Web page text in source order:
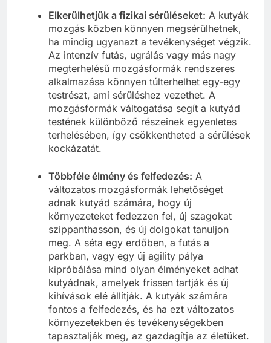
Elkerülhetjük a fizikai sérüléseket: A kutyák
mozgás közben könnyen megsérülhetnek,
ha mindig ugyanazt a tevékenységet végzik.
Az intenzív futás, ugrálás vagy más nagy
megterhelésű mozgásformák rendszeres
alkalmazása könnyen túlterhelhet egy-egy
testrészt, ami sérüléshez vezethet. A
mozgásformák váltogatása segít a kutyád
testének különböző részeinek egyenletes
terhelésében, így csökkentheted a sérülések
kockázatát.
Többféle élmény és felfedezés: A
változatos mozgásformák lehetőséget
adnak kutyád számára, hogy új
környezeteket fedezzen fel, új szagokat
szippanthasson, és új dolgokat tanuljon
meg. A séta egy erdőben, a futás a
parkban, vagy egy új agility pálya
kipróbálása mind olyan élményeket adhat
kutyádnak, amelyek frissen tartják és új
kihívások elé állítják. A kutyák számára
fontos a felfedezés, és ha ezt változatos
környezetekben és tevékenységekben
tapasztalják meg, az gazdagítja az életüket.